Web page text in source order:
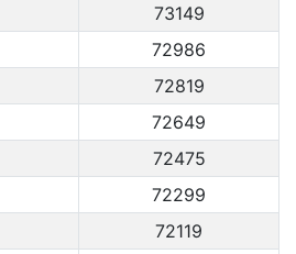
73149
72986
72819
72649
72475
72299
72119